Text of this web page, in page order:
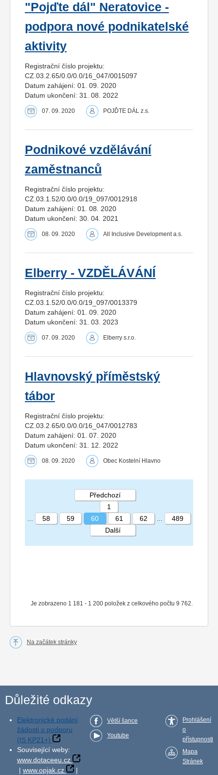
"Pojďte dál" Neratovice -
podpora nové podnikatelské
aktivity
Registrační číslo projektu:
CZ.03.2.65/0.0/0.0/16_047/0015097
Datum zahájení: 01. 09. 2020
Datum ukončení: 31. 08. 2022
07. 09. 2020 POJĎTE DÁL z.s.
Podnikové vzdělávání
zaměstnanců
Registrační číslo projektu:
CZ.03.1.52/0.0/0.0/19_097/0012918
Datum zahájení: 01. 08. 2020
Datum ukončení: 30. 04. 2021
08. 09. 2020 All Inclusive Development a.s.
Elberry - VZDĚLÁVÁNÍ
Registrační číslo projektu:
CZ.03.1.52/0.0/0.0/19_097/0013379
Datum zahájení: 01. 09. 2020
Datum ukončení: 31. 03. 2023
07. 09. 2020 Elberry s.r.o.
Hlavnovský příměstský
tábor
Registrační číslo projektu:
CZ.03.2.65/0.0/0.0/16_047/0012783
Datum zahájení: 01. 07. 2020
Datum ukončení: 31. 12. 2022
08. 09. 2020 Obec Kostelní Hlavno
STRÁNKA 60 489
Je zobrazeno 1 181 - 1 200 položek z celkového počtu 9 762.
Předchozí
1
58 59 60 61 62
489
Další
Na začátek stránky
Důležité odkazy
Elektronické podání
žádosti o podporu
(IS KP21+)
Související weby:
www.dotaceeu.cz
| www.opjak.cz |
Větší šance
Youtube
Prohlášení
o
přístupnosti
Mapa
Stránek